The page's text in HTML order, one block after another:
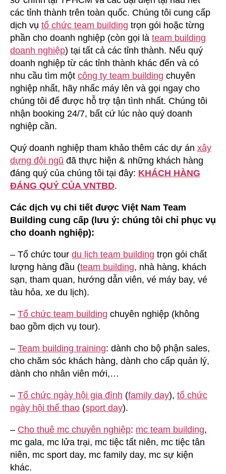
các tỉnh thành trên toàn quốc. Chúng tôi cung cấp
dịch vụ tổ chức team building trọn gói hoặc từng
phần cho doanh nghiệp (còn gọi là team building
doanh nghiệp) tại tất cả các tỉnh thành. Nếu quý
doanh nghiệp từ các tỉnh thành khác đến và có
nhu cầu tìm một công ty team building chuyên
nghiệp nhất, hãy nhấc máy lên và gọi ngay cho
chúng tôi để được hỗ trợ tận tình nhất. Chúng tôi
nhận booking 24/7, bất cứ lúc nào quý doanh
nghiệp cần.
Quý doanh nghiệp tham khảo thêm các dự án xây
dựng đội ngũ đã thực hiện & những khách hàng
đáng quý của chúng tôi tại đây: KHÁCH HÀNG
ĐÁNG QUÝ CỦA VNTBD.
Các dịch vụ chi tiết được Việt Nam Team
Building cung cấp (lưu ý: chúng tôi chỉ phục vụ
cho doanh nghiệp):
– Tổ chức tour du lịch team building trọn gói chất
lượng hàng đầu (team building, nhà hàng, khách
sạn, tham quan, hướng dẫn viên, vé máy bay, vé
tàu hỏa, xe du lịch).
– Tổ chức team building chuyên nghiệp (không
bao gồm dịch vụ tour).
– Team building training: dành cho bộ phận sales,
cho chăm sóc khách hàng, dành cho cấp quản lý,
dành cho nhân viên mới,…
– Tổ chức ngày hội gia đình (family day), tổ chức
ngày hội thể thao (sport day).
– Cho thuê mc chuyên nghiệp: mc team building,
mc gala, mc lửa trại, mc tiệc tất niên, mc tiệc tân
niên, mc sport day, mc family day, mc sự kiện
khác.